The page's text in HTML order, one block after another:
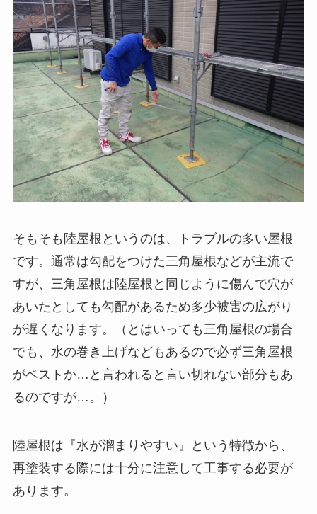
そもそも陸屋根というのは、トラブルの多い屋根
です。通常は勾配をつけた三角屋根などが主流で
すが、三角屋根は陸屋根と同じように傷んで穴が
あいたとしても勾配があるため多少被害の広がり
が遅くなります。（とはいっても三角屋根の場合
でも、水の巻き上げなどもあるので必ず三角屋根
がベストか…と言われると言い切れない部分もあ
るのですが…。）
陸屋根は『水が溜まりやすい』という特徴から、
再塗装する際には十分に注意して工事する必要が
あります。